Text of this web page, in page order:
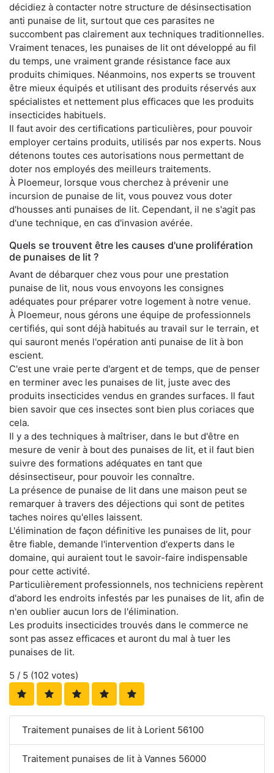
décidiez à contacter notre structure de désinsectisation
anti punaise de lit, surtout que ces parasites ne
succombent pas clairement aux techniques traditionnelles.
Vraiment tenaces, les punaises de lit ont développé au fil
du temps, une vraiment grande résistance face aux
produits chimiques. Néanmoins, nos experts se trouvent
être mieux équipés et utilisant des produits réservés aux
spécialistes et nettement plus efficaces que les produits
insecticides habituels.
Il faut avoir des certifications particulières, pour pouvoir
employer certains produits, utilisés par nos experts. Nous
détenons toutes ces autorisations nous permettant de
doter nos employés des meilleurs traitements.
À Ploemeur, lorsque vous cherchez à prévenir une
incursion de punaise de lit, vous pouvez vous doter
d'housses anti punaises de lit. Cependant, il ne s'agit pas
d'une technique, en cas d'invasion avérée.
Quels se trouvent être les causes d'une prolifération
de punaises de lit ?
Avant de débarquer chez vous pour une prestation
punaise de lit, nous vous envoyons les consignes
adéquates pour préparer votre logement à notre venue.
À Ploemeur, nous gérons une équipe de professionnels
certifiés, qui sont déjà habitués au travail sur le terrain, et
qui sauront menés l'opération anti punaise de lit à bon
escient.
C'est une vraie perte d'argent et de temps, que de penser
en terminer avec les punaises de lit, juste avec des
produits insecticides vendus en grandes surfaces. Il faut
bien savoir que ces insectes sont bien plus coriaces que
cela.
Il y a des techniques à maîtriser, dans le but d'être en
mesure de venir à bout des punaises de lit, et il faut bien
suivre des formations adéquates en tant que
désinsectiseur, pour pouvoir les connaître.
La présence de punaise de lit dans une maison peut se
remarquer à travers des déjections qui sont de petites
taches noires qu'elles laissent.
L'élimination de façon définitive les punaises de lit, pour
être fiable, demande l'intervention d'experts dans le
domaine, qui auraient tout le savoir-faire indispensable
pour cette activité.
Particulièrement professionnels, nos techniciens repèrent
d'abord les endroits infestés par les punaises de lit, afin de
n'en oublier aucun lors de l'élimination.
Les produits insecticides trouvés dans le commerce ne
sont pas assez efficaces et auront du mal à tuer les
punaises de lit.
5 / 5 (102 votes)
Traitement punaises de lit à Lorient 56100
Traitement punaises de lit à Vannes 56000